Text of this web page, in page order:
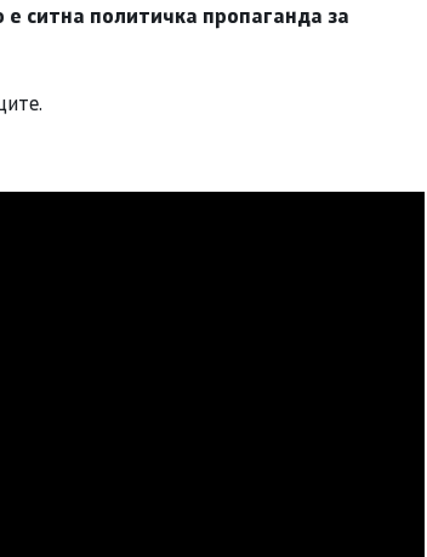
ситна политичка пропаганда за